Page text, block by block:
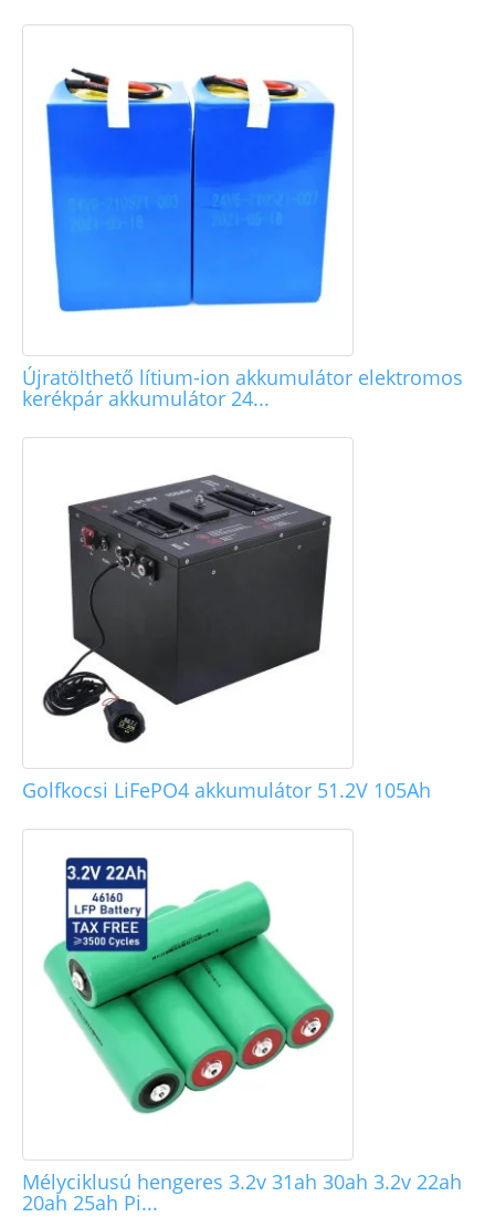
Újratölthető lítium-ion akkumulátor elektromos
kerékpár akkumulátor 24...
Golfkocsi LiFePO4 akkumulátor 51.2V 105Ah
Mélyciklusú hengeres 3.2v 31ah 30ah 3.2v 22ah
20ah 25ah Pi...